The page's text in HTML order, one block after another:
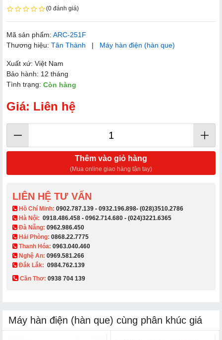
(0 đánh giá)
Mã sản phẩm: ARC-251F
Thương hiệu: Tân Thành | Máy hàn điện (hàn que)
Xuất xứ: Việt Nam
Bảo hành: 12 tháng
Tình trạng: Còn hàng
Giá: Liên hệ
Thêm vào giỏ hàng
(Mua online giao hàng tận tay)
LIÊN HỆ TƯ VẤN
​ Hồ Chí Minh: 0902.787.139 - 0932.196.898- (028)3510.2786
Hà Nội: 0918.486.458 - 0962.714.680 - (024)3221.6365
Đà Nẵng: 0962.986.450
Hải Phòng: 0868.22.7775
Thanh Hóa: 0963.040.460
Nghệ An: 0969.581.266
Đắk Lắk: 0984.762.139
Cần Thơ: 0938 704 139​
Máy hàn điện (hàn que) cùng phân khúc giá